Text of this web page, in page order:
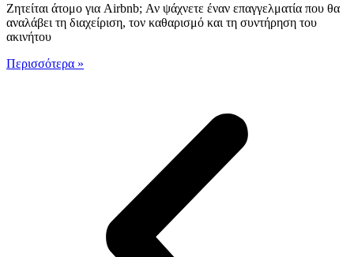
Ζητείται άτομο για Airbnb; Αν ψάχνετε έναν επαγγελματία που θα
αναλάβει τη διαχείριση, τον καθαρισμό και τη συντήρηση του
ακινήτου
Περισσότερα »